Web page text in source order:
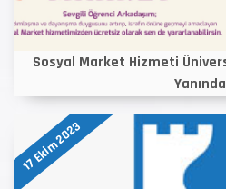
Sosyal Market Hizmeti
17 Ekim 2023